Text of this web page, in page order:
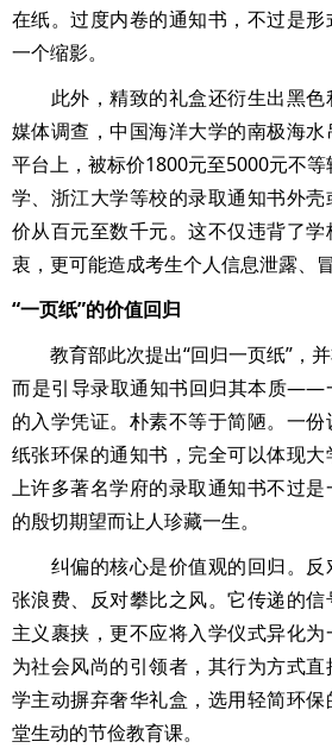
在纸。过度内卷的通知书，不过是
一个缩影。
此外，精致的礼盒还衍生出黑色
媒体调查，中国海洋大学的南极海
平台上，被标价1800元至5000元不
学、浙江大学等校的录取通知书外
价从百元至数千元。这不仅违背了
衷，更可能造成考生个人信息泄露、
“一页纸”的价值回归
教育部此次提出“回归一页纸”，并
而是引导录取通知书回归其本质——
的入学凭证。朴素不等于简陋。一份
纸张环保的通知书，完全可以体现
上许多著名学府的录取通知书不过
的殷切期望而让人珍藏一生。
纠偏的核心是价值观的回归。反
张浪费、反对攀比之风。它传递的
主义裹挟，更不应将入学仪式异化
为社会风尚的引领者，其行为方式
学主动摒弃奢华礼盒，选用轻简环
堂生动的节俭教育课。